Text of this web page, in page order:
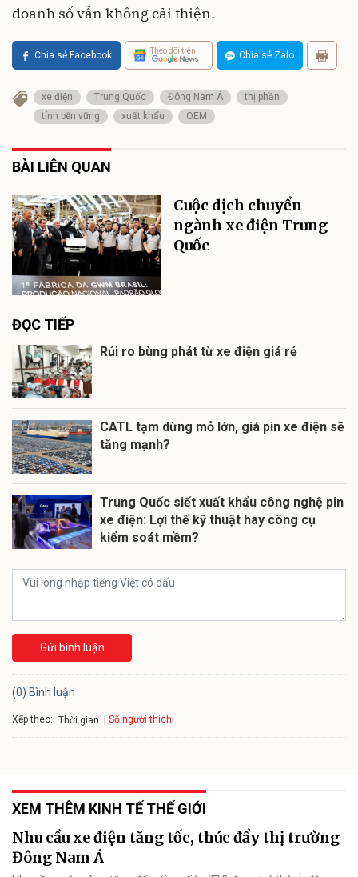
doanh số vẫn không cải thiện.
Chia sẻ Facebook Theo dõi trên Chia sẻ Zalo
xe điện Trung Quốc Đông Nam Á
thị phần
tính bền vững
xuất khẩu OEM
BÀI LIÊN QUAN
Cuộc dịch chuyển
ngành xe điện Trung
Quốc
ĐỌC TIẾP
Rủi ro bùng phát từ xe điện giá rẻ
CATL tạm dừng mỏ lớn, giá pin xe điện sẽ
tăng mạnh?
Trung Quốc siết xuất khẩu công nghệ pin
xe điện: Lợi thế kỹ thuật hay công cụ
kiểm soát mềm?
Gửi bình luận
(0) Bình luận
Xếp theo: Thời gian Số người thích
XEM THÊM KINH TẾ THẾ GIỚI
Nhu cầu xe điện tăng tốc, thúc đẩy thị trường
Đông Nam Á